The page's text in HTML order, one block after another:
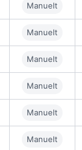
Manuelt
Manuelt
Manuelt
Manuelt
Manuelt
Manuelt